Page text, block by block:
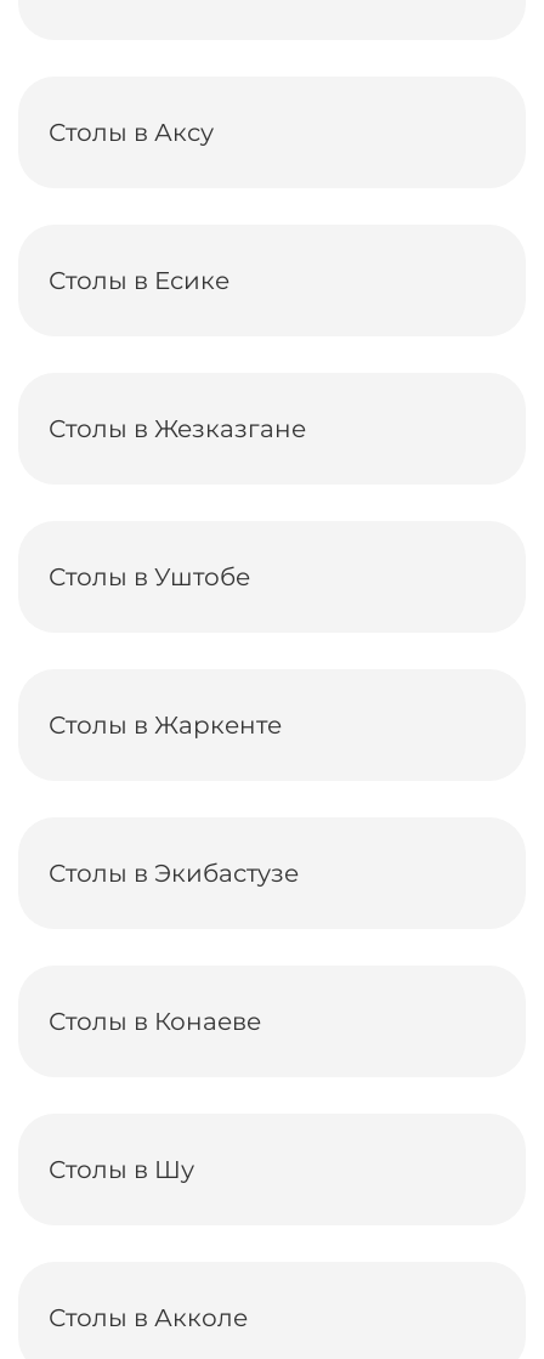
Столы в Аксу
Столы в Есике
Столы в Жезказгане
Столы в Уштобе
Столы в Жаркенте
Столы в Экибастузе
Столы в Конаеве
Столы в Шу
Столы в Акколе